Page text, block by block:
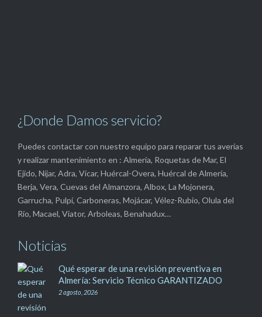
¿Donde Damos servicio?
Puedes contactar con nuestro equipo para reparar tus averías
y realizar mantenimiento en : Almería, Roquetas de Mar, El
Ejido, Níjar, Adra, Vícar, Huércal-Overa, Huércal de Almería,
Berja, Vera, Cuevas del Almanzora, Albox, La Mojonera,
Garrucha, Pulpí, Carboneras, Mojácar, Vélez-Rubio, Olula del
Río, Macael, Viator, Arboleas, Benahadux…
Noticias
Qué esperar de una revisión preventiva en
Almería: Servicio Técnico GARANTIZADO
2 agosto, 2026